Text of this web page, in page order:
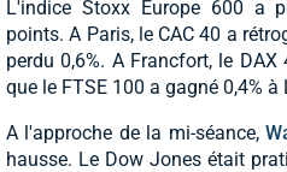
L'indice Stoxx Europe 600 a
points. A Paris, le CAC 40 a
perdu 0,6%. A Francfort, le
que le FTSE 100 a gagné 0,4% à
A l'approche de la mi-séance,
hausse. Le Dow Jones était